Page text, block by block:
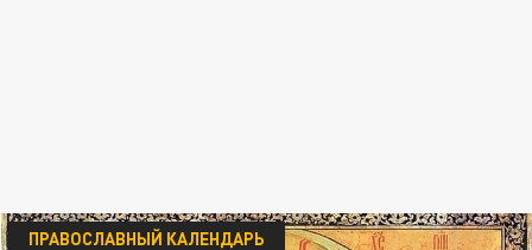
ПРАВОСЛАВНЫЙ КАЛЕНДАРЬ